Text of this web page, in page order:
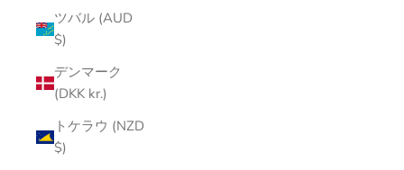
ツバル (AUD
$)
デンマーク
(DKK kr.)
トケラウ (NZD
$)